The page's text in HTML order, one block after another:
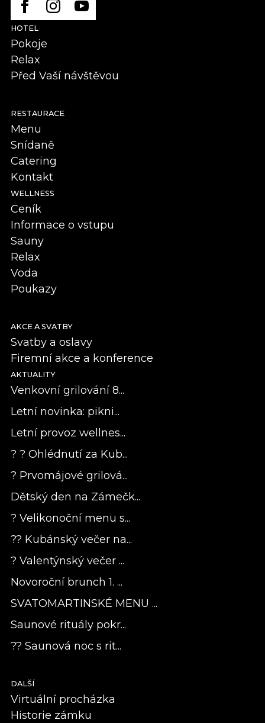
HOTEL
Pokoje
Relax
Před Vaší návštěvou
RESTAURACE
Menu
Snídaně
Catering
Kontakt
WELLNESS
Ceník
Informace o vstupu
Sauny
Relax
Voda
Poukazy
AKCE A SVATBY
Svatby a oslavy
Firemní akce a konference
AKTUALITY
Venkovní grilování 8...
Letní novinka: pikni...
Letní provoz wellnes...
? ? Ohlédnutí za Kub...
? Prvomájové grilová...
Dětský den na Zámečk...
? Velikonoční menu s...
?? Kubánský večer na...
? Valentýnský večer ...
Novoroční brunch 1. ...
SVATOMARTINSKÉ MENU ...
Saunové rituály pokr...
?? Saunová noc s rit...
DALŠÍ
Virtuální procházka
Historie zámku